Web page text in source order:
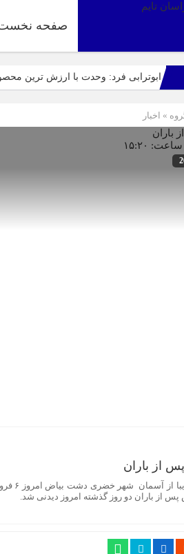
صفحه
ابوترابی فرد: وحدت با ارزش ترین
راهپیمایی باشکوه ۱۳ آبان در بیرجند؛ «متحد و استوار مقابل استکبار» + تصاویر
اپلیکیشن «جعبه شادی کودکان»،
» اخبار
از باران
قاب
از باران دو روز گذشته امروز دیدنی شد.